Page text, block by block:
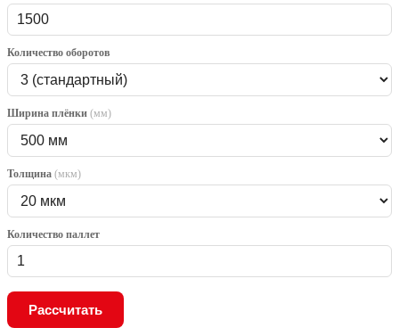
Количество оборотов
Ширина плёнки (мм)
Толщина (мкм)
Количество паллет
Рассчитать